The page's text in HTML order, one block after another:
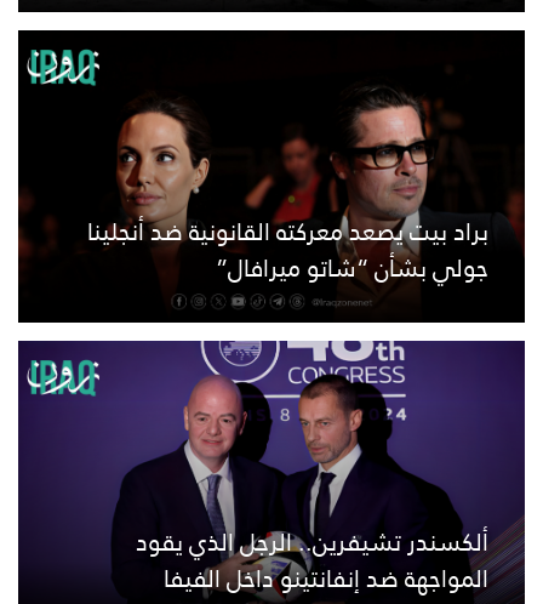
براد بيت يصعد معركته القانونية ضد أنجلينا
جولي بشأن “شاتو ميرافال”
ألكسندر تشيفرين.. الرجل الذي يقود
المواجهة ضد إنفانتينو داخل الفيفا